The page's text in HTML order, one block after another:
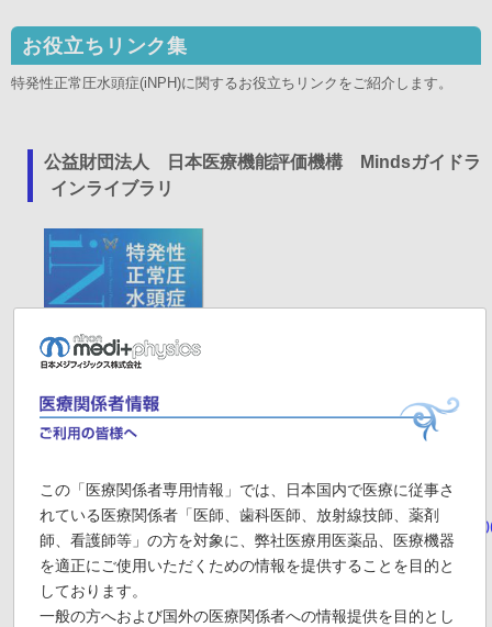
お役立ちリンク集
特発性正常圧水頭症(iNPH)に関するお役立ちリンクをご紹介します。
公益財団法人 日本医療機能評価機構 Mindsガイドラ
インライブラリ
介されています。
https://minds.jcqhc.or.jp/n/med/4/med0038/G0001191/
高齢者の水頭症iNPH.jp(Integra Japan株式会社)
この「医療関係者専用情報」では、日本国内で医療に従事さ
れている医療関係者「医師、歯科医師、放射線技師、薬剤
師、看護師等」の方を対象に、弊社医療用医薬品、医療機器
を適正にご使用いただくための情報を提供することを目的と
しております。
一般の方へおよび国外の医療関係者への情報提供を目的とし